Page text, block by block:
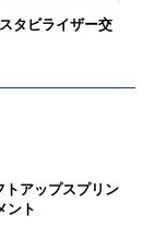
タビライザー交
アップスプリン
ント